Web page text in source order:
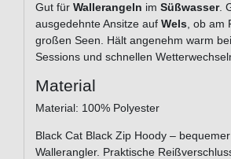
Gut für Wallerangeln im Süßwasser.
ausgedehnte Ansitze auf Wels, ob am
großen Seen. Hält angenehm warm
Sessions und schnellen
Material
Material: 100% Polyester
Black Cat Black Zip Hoody –
Wallerangler. Praktische